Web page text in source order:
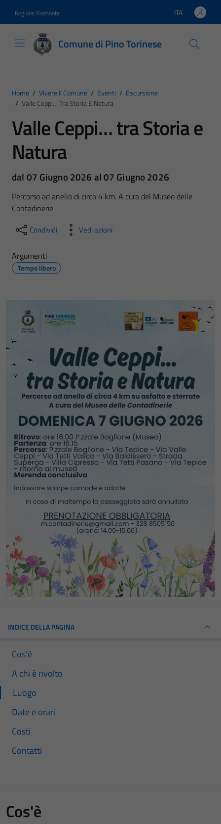
Regione Piemonte Lingua attiva:
ITA
Comune di Pino Torinese
Home / Vivere Il Comune / Eventi / Escursione
/ Valle Ceppi… Tra Storia E Natura
Valle Ceppi… tra Storia e
Natura
dal 07 Giugno 2026 al 07 Giugno 2026
Percorso ad anello di circa 4 km. A cura del Museo delle
Contadinerie.
Condividi Vedi azioni
Argomenti
Tempo libero
INDICE DELLA PAGINA
Cos'è
A chi è rivolto
Luogo
Date e orari
Costi
Contatti
Cos'è